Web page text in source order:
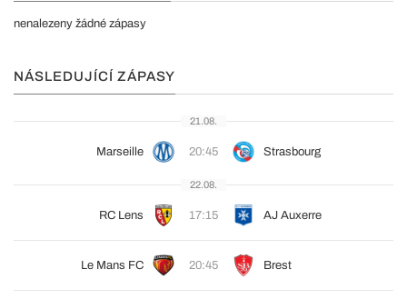
nenalezeny žádné zápasy
NÁSLEDUJÍCÍ ZÁPASY
21.08.
Marseille 20:45 Strasbourg
22.08.
RC Lens 17:15 AJ Auxerre
Le Mans FC 20:45 Brest